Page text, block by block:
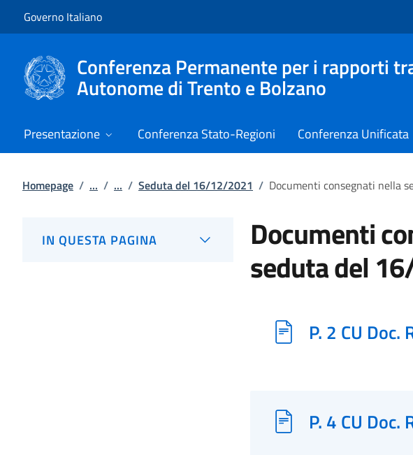
Governo Italiano
Conferenza Permanente per i rapporti
Autonome di Trento e Bolzano
Presentazione Conferenza Stato-Regioni Conferenza Unificata
Homepage / ... / ... / Seduta del 16/12/2021 / Documenti consegnati nella
IN QUESTA PAGINA Documenti
seduta del
P. 2 CU
P. 4 CU